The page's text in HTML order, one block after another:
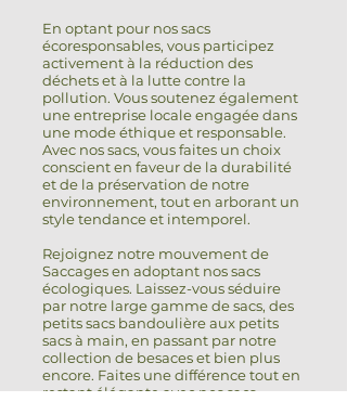
En optant pour nos sacs
écoresponsables, vous participez
activement à la réduction des
déchets et à la lutte contre la
pollution. Vous soutenez également
une entreprise locale engagée dans
une mode éthique et responsable.
Avec nos sacs, vous faites un choix
conscient en faveur de la durabilité
et de la préservation de notre
environnement, tout en arborant un
style tendance et intemporel.
Rejoignez notre mouvement de
Saccages en adoptant nos sacs
écologiques. Laissez-vous séduire
par notre large gamme de sacs, des
petits sacs bandoulière aux petits
sacs à main, en passant par notre
collection de besaces et bien plus
encore. Faites une différence tout en
restant élégante avec nos sacs